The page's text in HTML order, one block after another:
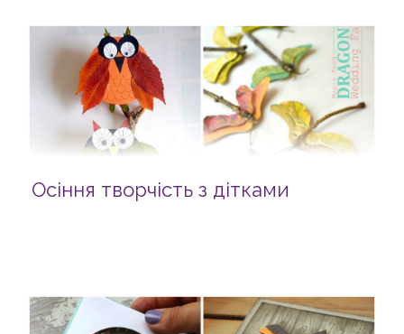
Осіння творчість з дітками